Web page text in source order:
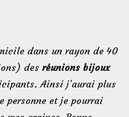
dans un rayon de 40
des réunions bijoux
Ainsi j’aurai plus
personne et je pourrai